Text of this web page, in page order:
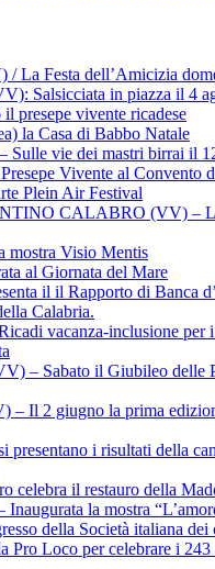
La Festa dell’Amicizia
Salsicciata in piazza il 4
presepe vivente ricadese
la Casa di Babbo Natale
Sulle vie dei mastri birrai il
Vivente al Convento
Plein Air Festival
CALABRO (VV) –
mostra Visio Mentis
al Giornata del Mare
il il Rapporto di Banca
Calabria.
vacanza-inclusione per
– Sabato il Giubileo delle
– Il 2 giugno la prima
presentano i risultati della
celebra il restauro della
la mostra
della Società italiana dei
Pro Loco per celebrare i 243